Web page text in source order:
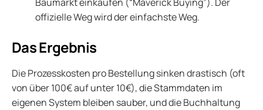
offizielle Weg wird der einfachste Weg.
Das Ergebnis
Die Prozesskosten pro Bestellung sinken drastisch (oft
von über 100€ auf unter 10€), die Stammdaten im
eigenen System bleiben sauber, und die Buchhaltung